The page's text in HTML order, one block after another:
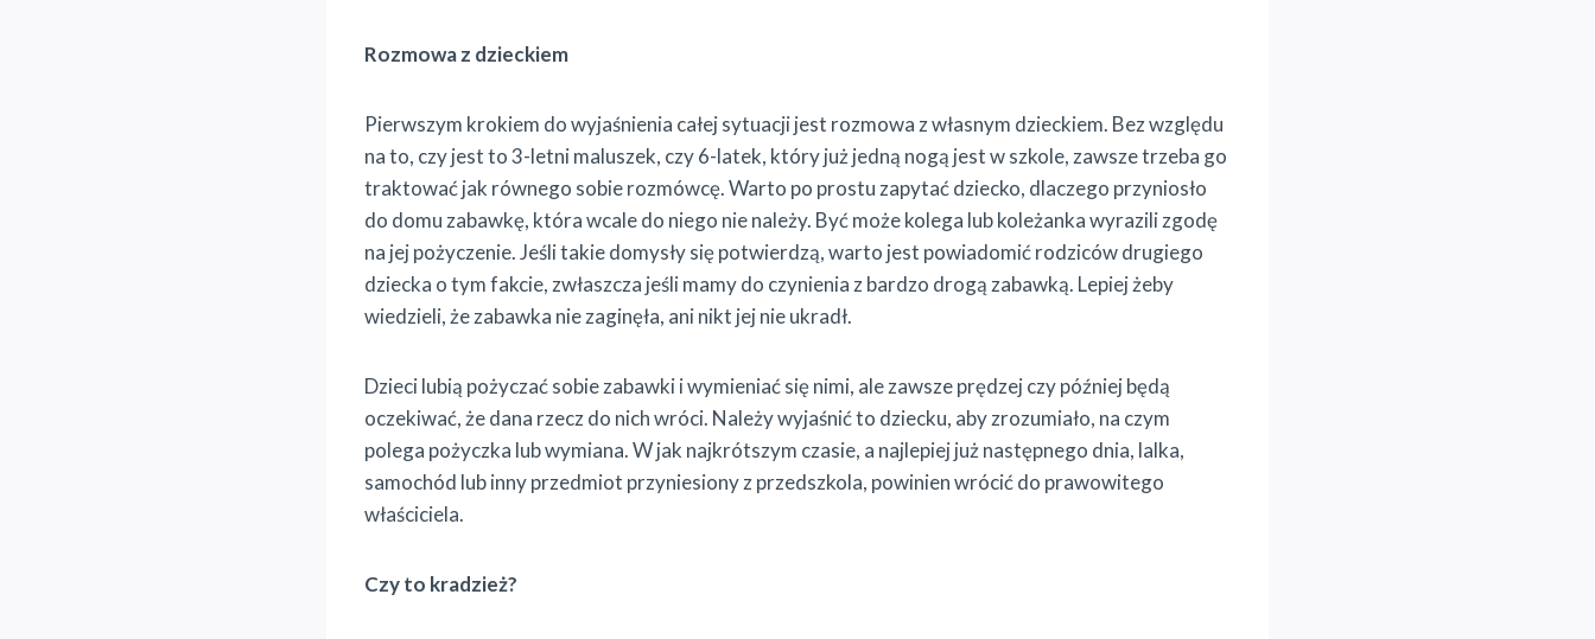
Rozmowa z dzieckiem
Pierwszym krokiem do wyjaśnienia całej sytuacji jest rozmowa z własnym dzieckiem. Bez względu
na to, czy jest to 3-letni maluszek, czy 6-latek, który już jedną nogą jest w szkole, zawsze trzeba go
traktować jak równego sobie rozmówcę. Warto po prostu zapytać dziecko, dlaczego przyniosło
do domu zabawkę, która wcale do niego nie należy. Być może kolega lub koleżanka wyrazili zgodę
na jej pożyczenie. Jeśli takie domysły się potwierdzą, warto jest powiadomić rodziców drugiego
dziecka o tym fakcie, zwłaszcza jeśli mamy do czynienia z bardzo drogą zabawką. Lepiej żeby
wiedzieli, że zabawka nie zaginęła, ani nikt jej nie ukradł.
Dzieci lubią pożyczać sobie zabawki i wymieniać się nimi, ale zawsze prędzej czy później będą
oczekiwać, że dana rzecz do nich wróci. Należy wyjaśnić to dziecku, aby zrozumiało, na czym
polega pożyczka lub wymiana. W jak najkrótszym czasie, a najlepiej już następnego dnia, lalka,
samochód lub inny przedmiot przyniesiony z przedszkola, powinien wrócić do prawowitego
właściciela.
Czy to kradzież?